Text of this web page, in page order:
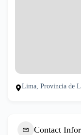
Lima, Provincia de
Contact